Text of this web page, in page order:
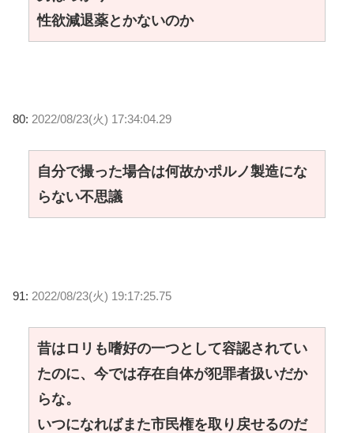
性欲減退薬とかないのか
80: 2022/08/23(火) 17:34:04.29
自分で撮った場合は何故かポルノ製造にな
らない不思議
91: 2022/08/23(火) 19:17:25.75
昔はロリも嗜好の一つとして容認されてい
たのに、今では存在自体が犯罪者扱いだか
らな。
いつになればまた市民権を取り戻せるのだ